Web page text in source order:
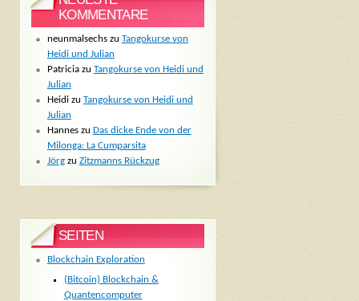
KOMMENTARE
neunmalsechszu Tangokurse von
Heidi und Julian
Patriciazu Tangokurse von Heidi und
Julian
Heidizu Tangokurse von Heidi und
Julian
Hanneszu Das dicke Ende von der
Milonga: La Cumparsita
Jörgzu Zitzmanns Rückzug
SEITEN
Blockchain Exploration
(Bitcoin) Blockchain &
Quantencomputer